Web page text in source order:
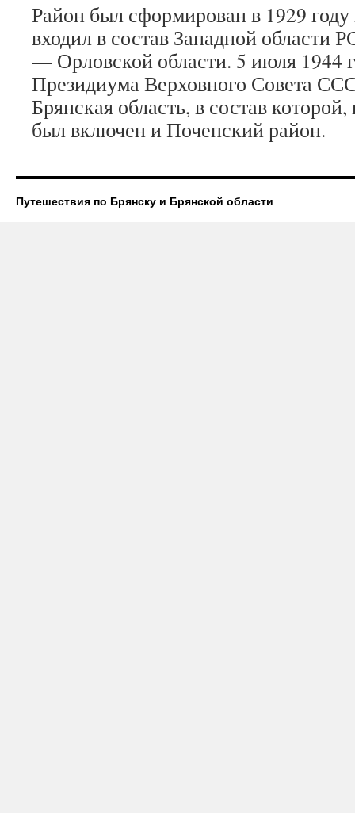
Район был сформирован в 1929
входил в состав Западной области
— Орловской области. 5 июля 1944
Президиума Верховного Совета
Брянская область, в состав
был включен и Почепский район.
Путешествия по Брянску и Брянской области